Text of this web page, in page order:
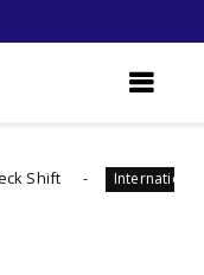
International చైనా